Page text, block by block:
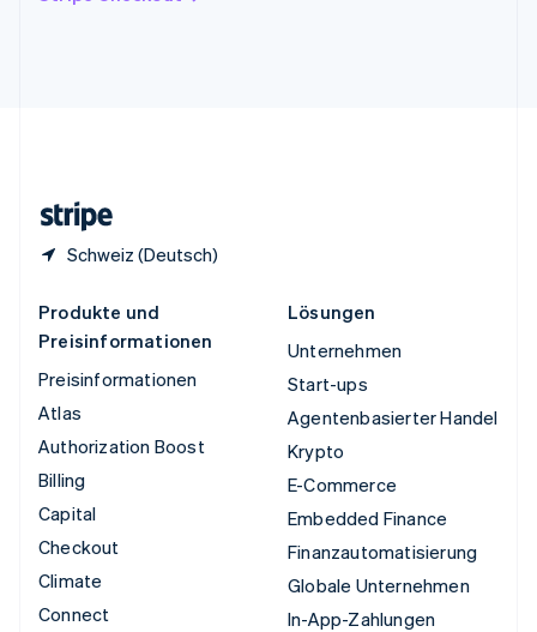
Schweiz (Deutsch)
English
Produkte und
Preisinformationen
Preisinformationen
Atlas
Authorization Boost
Billing
Capital
Checkout
Climate
Connect
Lösungen
Unternehmen
Start-ups
Agentenbasierter Handel
Krypto
E-Commerce
Embedded Finance
Finanzautomatisierung
Globale Unternehmen
In-App-Zahlungen